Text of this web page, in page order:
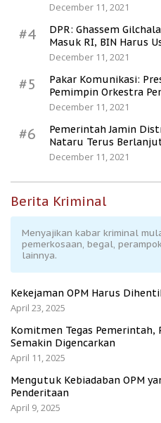
December 11, 2021
#4
DPR: Ghassem
Masuk RI, BIN Harus
December 11, 2021
#5
Pakar Komunikasi:
Pemimpin Orkestra
December 11, 2021
#6
Pemerintah Jamin
Nataru Terus
December 11, 2021
Berita Kriminal
Menyajikan kabar kriminal
pemerkosaan, begal,
lainnya.
Kekejaman OPM Harus
April 23, 2025
Komitmen Tegas Pemerintah,
Semakin Digencarkan
April 11, 2025
Mengutuk Kebiadaban OPM
Penderitaan
April 9, 2025